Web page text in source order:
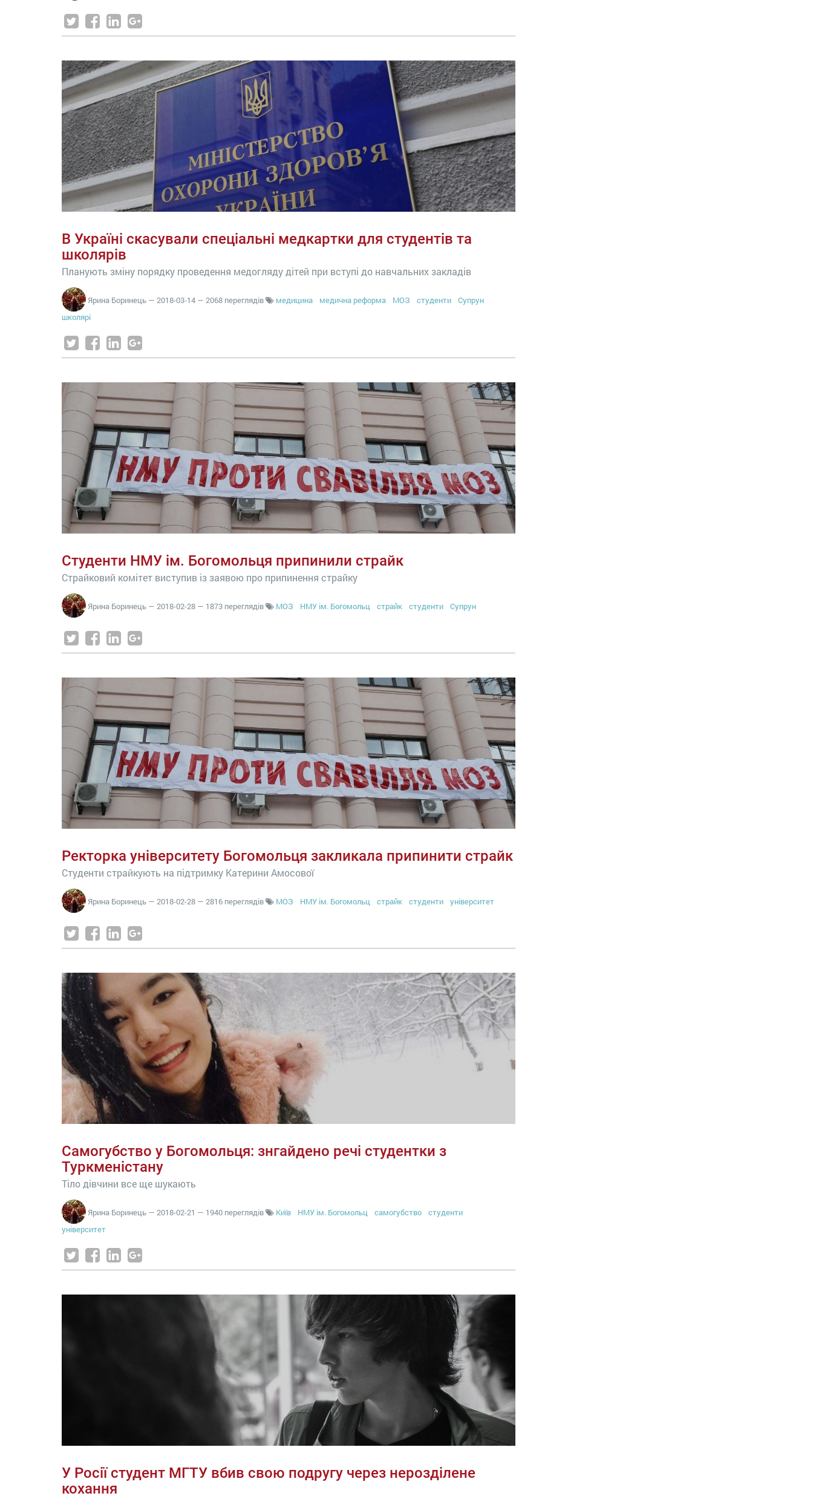
В Україні скасували спеціальні медкартки для студентів та
школярів
Планують зміну порядку проведення медогляду дітей при вступі до навчальних закладів
Ярина Боринець — 2018-03-14 — 2068 переглядів медицина медична реформа МОЗ студенти
Супрун
школярі
Студенти НМУ ім. Богомольця припинили страйк
Страйковий комітет виступив із заявою про припинення страйку
Ярина Боринець — 2018-02-28 — 1873 переглядів МОЗ НМУ ім. Богомольц страйк студенти Супрун
Ректорка університету Богомольця закликала припинити страйк
Студенти страйкують на підтримку Катерини Амосової
Ярина Боринець — 2018-02-28 — 2816 переглядів МОЗ НМУ ім. Богомольц страйк студенти університет
Самогубство у Богомольця: знгайдено речі студентки з
Туркменістану
Тіло дівчини все ще шукають
Ярина Боринець — 2018-02-21 — 1940 переглядів Київ НМУ ім. Богомольц самогубство
студенти
університет
У Росії студент МГТУ вбив свою подругу через нерозділене
кохання